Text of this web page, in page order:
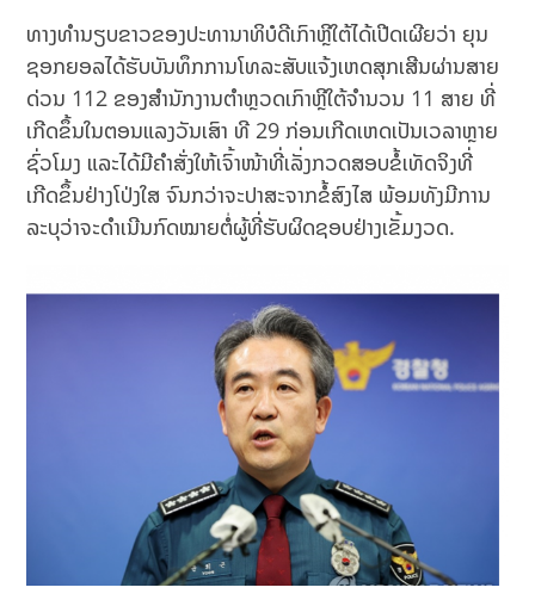
ທາງທໍານຽບຂາວຂອງປະທານາທິບໍດີເກົາຫຼີໃຕ້ໄດ້ເປີດເຜີຍວ່າ ຍຸນ
ຊອກຍອລໄດ້ຮັບບັນທຶກການໂທລະສັບແຈ້ງເຫດສຸກເສີນຜ່ານສາຍ
ດ່ວນ 112 ຂອງສຳນັກງານຕໍາຫຼວດເກົາຫຼີໃຕ້ຈໍານວນ 11 ສາຍ ທີ່
ເກີດຂຶ້ນໃນຕອນແລງວັນເສົາ ທີ 29 ກ່ອນເກີດເຫດເປັນເວລາຫຼາຍ
ຊົ່ວໂມງ ແລະໄດ້ມີຄໍາສັ່ງໃຫ້ເຈົ້າໜ້າທີ່ເລັ່ງກວດສອບຂໍ້ເທັດຈິງທີ່
ເກີດຂຶ້ນຢ່າງໂປ່ງໃສ ຈົນກວ່າຈະປາສະຈາກຂໍ້ສົງໄສ ພ້ອມທັງມີການ
ລະບຸວ່າຈະດໍາເນີນກົດໝາຍຕໍ່ຜູ້ທີ່ຮັບຜິດຊອບຢ່າງເຂັ້ມງວດ.